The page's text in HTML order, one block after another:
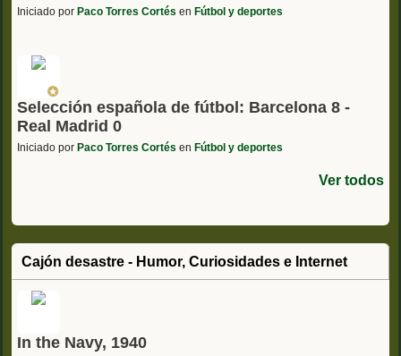
Iniciado por Paco Torres Cortés en Fútbol y deportes
Selección española de fútbol: Barcelona 8 -
Real Madrid 0
Iniciado por Paco Torres Cortés en Fútbol y deportes
Ver todos
Cajón desastre - Humor, Curiosidades e Internet
In the Navy, 1940